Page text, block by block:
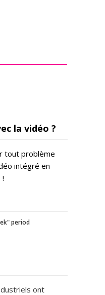
la vidéo ?
tout problème
intégré en
!
period
ont